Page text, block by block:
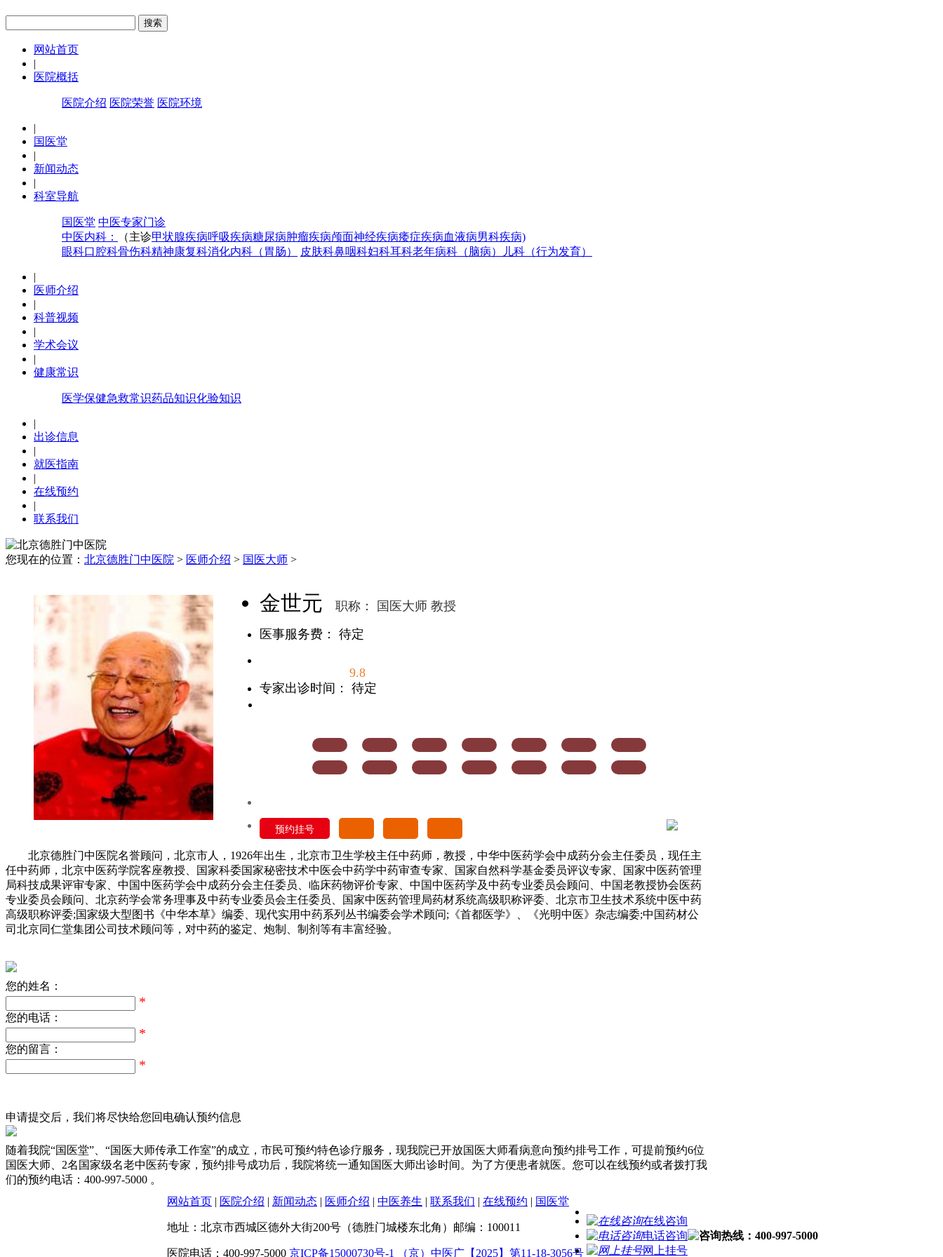
网站首页
|
医院概括
医院介绍 医院荣誉 医院环境
|
国医堂
|
新闻动态
|
科室导航
国医堂 中医专家门诊
中医内科：
（主诊甲状腺疾病呼吸疾病糖尿病肿瘤疾病颅面神经疾病痿症疾病血液病男科疾病)
眼科口腔科骨伤科精神康复科消化内科（胃肠） 皮肤科鼻咽科妇科耳科老年病科（脑病） 儿科（行为发育）
|
医师介绍
|
科普视频
|
学术会议
|
健康常识
医学保健急救常识药品知识化验知识
|
出诊信息
|
就医指南
|
在线预约
|
联系我们
您现在的位置： 北京德胜门中医院 > 医师介绍 > 国医大师 >
金世元
职称： 国医大师 教授
医事服务费： 待定
9.8
专家出诊时间： 待定
预约挂号
北京德胜门中医院名誉顾问，北京市人，1926年出生，北京市卫生学校主任中药师，教授，中华中医药学会中成药分会主任委员，现任主
任中药师，北京中医药学院客座教授、国家科委国家秘密技术中医会中药学中药审查专家、国家自然科学基金委员评议专家、国家中医药管理
局科技成果评审专家、中国中医药学会中成药分会主任委员、临床药物评价专家、中国中医药学及中药专业委员会顾问、中国老教授协会医药
专业委员会顾问、北京药学会常务理事及中药专业委员会主任委员、国家中医药管理局药材系统高级职称评委、北京市卫生技术系统中医中药
高级职称评委;国家级大型图书《中华本草》编委、现代实用中药系列丛书编委会学术顾问;《首都医学》、《光明中医》杂志编委;中国药材公
司北京同仁堂集团公司技术顾问等，对中药的鉴定、炮制、制剂等有丰富经验。
您的姓名：
*
您的电话：
*
您的留言：
*
申请提交后，我们将尽快给您回电确认预约信息
随着我院“国医堂”、“国医大师传承工作室”的成立，市民可预约特色诊疗服务，现我院已开放国医大师看病意向预约排号工作，可提前预约6位
国医大师、2名国家级名老中医药专家，预约排号成功后，我院将统一通知国医大师出诊时间。为了方便患者就医。您可以在线预约或者拨打我
们的预约电话： 400-997-5000 。
网站首页 | 医院介绍 | 新闻动态 | 医师介绍 | 中医养生 | 联系我们 | 在线预约 | 国医堂
地址：北京市西城区德外大街200号（德胜门城楼东北角）邮编：100011
医院电话：400-997-5000 京ICP备15000730号-1 （京）中医广【2025】第11-18-3056号
在线咨询
电话咨询
网上挂号